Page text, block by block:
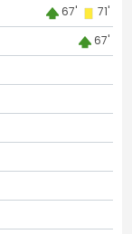
67' 71'
67'